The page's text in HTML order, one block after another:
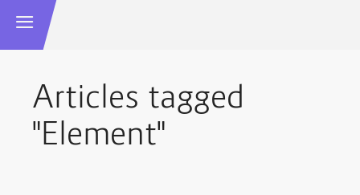
Articles tagged
"Element"